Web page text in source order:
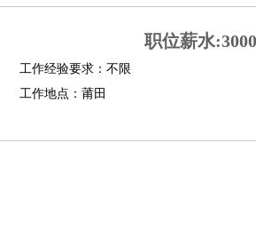
职位薪水
工作经验要求：不限
工作地点：莆田